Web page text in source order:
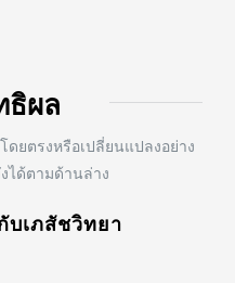
ธิผล
ยตรงหรือเปลี่ยนแปลงอย่าง
ได้ตามด้านล่าง
บเภสัชวิทยา